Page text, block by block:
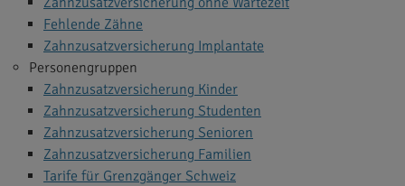
Fehlende Zähne
Zahnzusatzversicherung Implantate
Personengruppen
Zahnzusatzversicherung Kinder
Zahnzusatzversicherung Studenten
Zahnzusatzversicherung Senioren
Zahnzusatzversicherung Familien
Tarife für Grenzgänger Schweiz